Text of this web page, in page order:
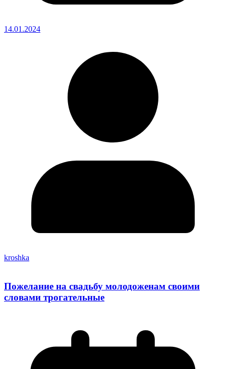
14.01.2024
kroshka
Пожелание на свадьбу молодоженам своими
словами трогательные